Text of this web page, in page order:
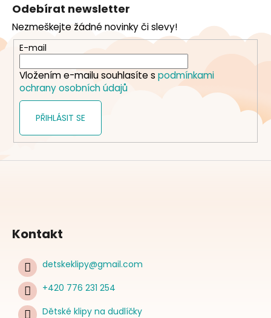
a
t
Odebírat newsletter
Nezmeškejte žádné novinky či slevy!
E-mail
Vložením e-mailu souhlasíte s podmínkami
ochrany osobních údajů
PŘIHLÁSIT SE
Kontakt
detskeklipy@gmail.com
+420 776 231 254
Dětské klipy na dudlíčky